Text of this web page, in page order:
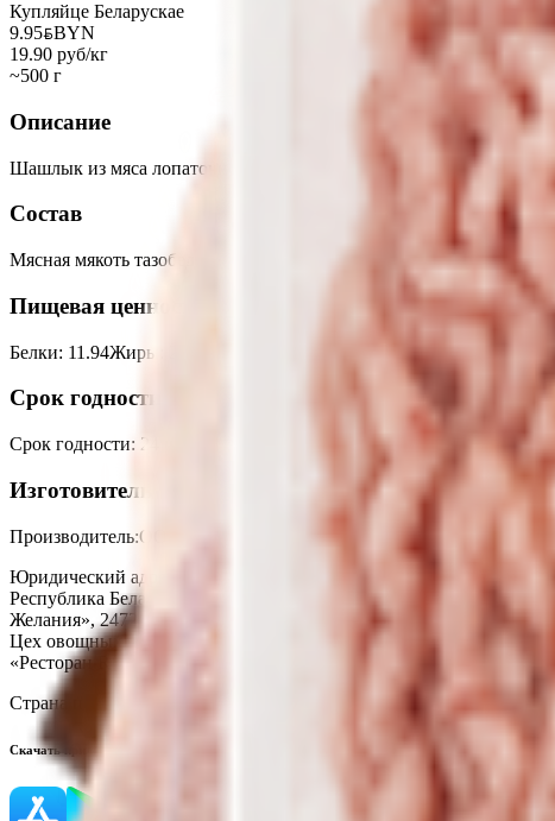
Купляйце Беларускае
9.95BYNBYN
19.90 руб/кг
~500 г
Описание
Шашлык из мяса лопаточной/тазобедренной части свинины
Состав
Мясная мякоть тазобедренная или лопаточная часть, лук
Пищевая ценность на 100г
Белки: 11.94Жиры Калории: 284.29
Срок годности
Срок годности: 24 часа при t +2 +6°С
Изготовитель
Производитель:ООО «Торговая сеть «Продмир»
Юридический адрес:
Кондитерский цех «Три желания», 247210,
Республика Беларусь, ул. К.Маркса, 2г; Цех мясных
Желания», 247210, Республика Беларусь. Гомельская обл., г.
Цех овощных полуфабрикатов, Республика Беларусь,
«Ресторан R&B Crash», Республика Беларусь, Гомельская обл.,
Страна производства:
Республика Беларусь
Скачать приложение